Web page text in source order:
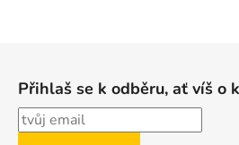
Přihlaš se k odběru, ať víš o